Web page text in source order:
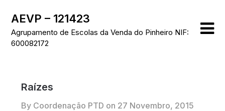
content
AEVP – 121423
Agrupamento de Escolas da Venda do Pinheiro NIF:
600082172
Raízes
By Coordenação PTD on 27 Novembro, 2015